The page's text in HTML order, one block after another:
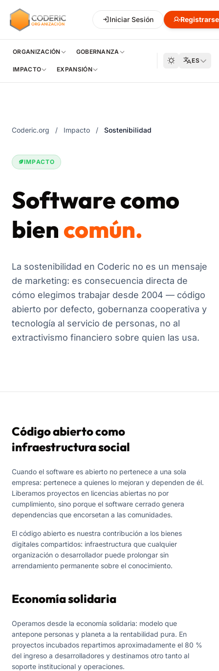
CODERIC
ORGANIZACIÓN
Network Hub Desarrollo
Iniciar Sesión Registrarse
ORGANIZACIÓN GOBERNANZA
IMPACTO EXPANSIÓN
ES
Coderic.org / Impacto / Sostenibilidad
IMPACTO
Software como
biencomún.
La sostenibilidad en Coderic no es un mensaje
de marketing: es consecuencia directa de
cómo elegimos trabajar desde 2004 — código
abierto por defecto, gobernanza cooperativa y
tecnología al servicio de personas, no al
extractivismo financiero sobre quien las usa.
Código abierto como
infraestructura social
Cuando el software es abierto no pertenece a una sola
empresa: pertenece a quienes lo mejoran y dependen de él.
Liberamos proyectos en licencias abiertas no por
cumplimiento, sino porque el software cerrado genera
dependencias que encorsetan a las comunidades.
El código abierto es nuestra contribución a los bienes
digitales compartidos: infraestructura que cualquier
organización o desarrollador puede prolongar sin
arrendamiento permanente sobre el conocimiento.
Economía solidaria
Operamos desde la economía solidaria: modelo que
antepone personas y planeta a la rentabilidad pura. En
proyectos incubados repartimos aproximadamente el 80 %
del ingreso a desarrolladores y destinamos otro tanto al
soporte institucional y operaciones.